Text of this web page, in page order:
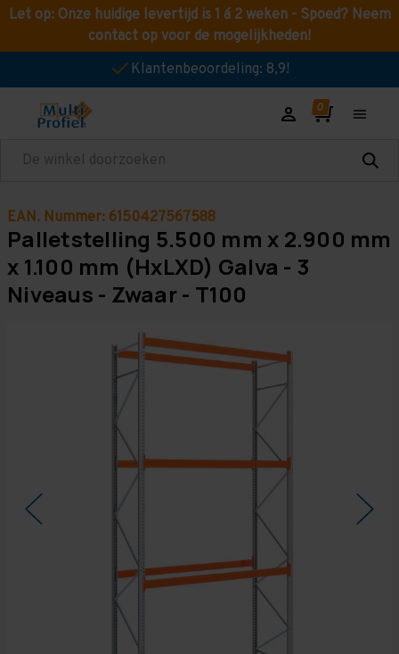
Let op: Onze huidige levertijd is 1 á 2 weken - Spoed? Neem
contact op voor de mogelijkheden!
Klantenbeoordeling: 8,9!
Zoeken
EAN. Nummer: 6150427567588
Palletstelling 5.500 mm x 2.900 mm
x 1.100 mm (HxLXD) Galva - 3
Niveaus - Zwaar - T100